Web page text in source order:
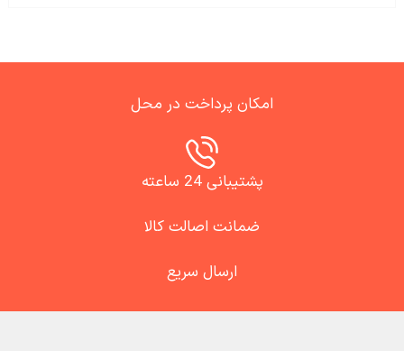
امکان پرداخت در محل
پشتیبانی 24 ساعته
ضمانت اصالت کالا
ارسال سریع